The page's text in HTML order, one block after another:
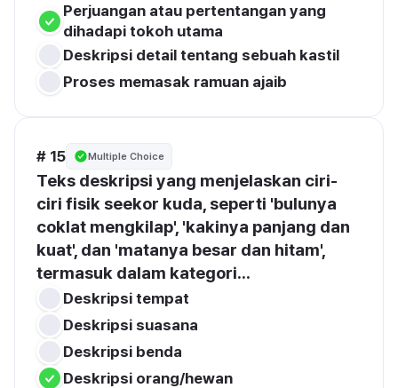
Perjuangan atau pertentangan yang
dihadapi tokoh utama
Deskripsi detail tentang sebuah kastil
Proses memasak ramuan ajaib
# 15 Multiple Choice
Teks deskripsi yang menjelaskan ciri-
ciri fisik seekor kuda, seperti 'bulunya
coklat mengkilap', 'kakinya panjang dan
kuat', dan 'matanya besar dan hitam',
termasuk dalam kategori...
Deskripsi tempat
Deskripsi suasana
Deskripsi benda
Deskripsi orang/hewan